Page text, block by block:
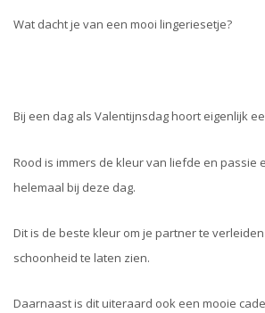
Wat dacht je van een mooi lingeriesetje?
Bij een dag als Valentijnsdag hoort eigenlijk
Rood is immers de kleur van liefde en passie
helemaal bij deze dag.
Dit is de beste kleur om je partner te
schoonheid te laten zien.
Daarnaast is dit uiteraard ook een mooie